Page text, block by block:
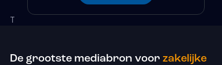
T
De grootste mediabron voor zakelijke